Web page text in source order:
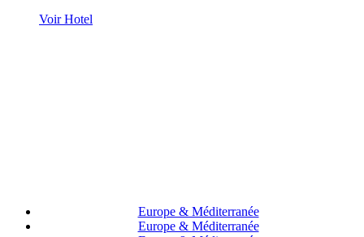
Voir Hotel
Europe & Méditerranée
Europe & Méditerranée